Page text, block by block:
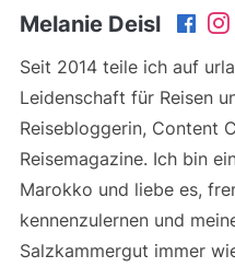
Melanie Deisl
Seit 2014 teile ich auf
Leidenschaft für Reisen
Reisebloggerin, Content
Reisemagazine. Ich bin
Marokko und liebe es,
kennenzulernen und
Salzkammergut immer